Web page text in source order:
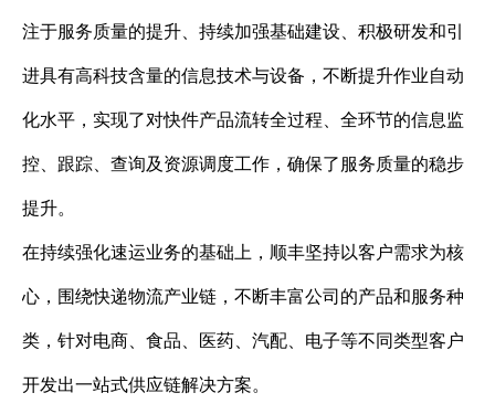
注于服务质量的提升、持续加强基础建设、积极研发和引
进具有高科技含量的信息技术与设备，不断提升作业自动
化水平，实现了对快件产品流转全过程、全环节的信息监
控、跟踪、查询及资源调度工作，确保了服务质量的稳步
提升。
在持续强化速运业务的基础上，顺丰坚持以客户需求为核
心，围绕快递物流产业链，不断丰富公司的产品和服务种
类，针对电商、食品、医药、汽配、电子等不同类型客户
开发出一站式供应链解决方案。